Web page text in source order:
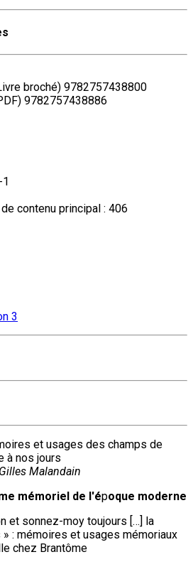
broché) 9782757438800
9782757438886
contenu principal : 406
3
et usages des champs de
à nos jours
Malandain
mémoriel de l 'époque moderne
et sonnez-moy toujours […] la
: mémoires et usages mémoriaux
chez Brantôme